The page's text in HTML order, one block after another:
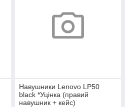
Навушники Lenovo LP50
black *Уцінка (правий
навушник + кейс)